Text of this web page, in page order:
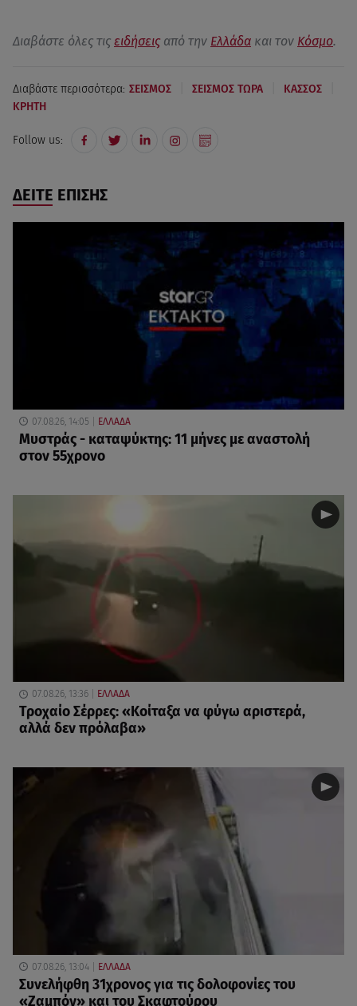
Διαβάστε όλες τις ειδήσεις από την Ελλάδα και τον Κόσμο.
Διαβάστε περισσότερα: ΣΕΙΣΜΟΣ ΣΕΙΣΜΟΣ ΤΩΡΑ ΚΑΣΣΟΣ
ΚΡΗΤΗ
Follow us:
ΔΕΙΤΕ ΕΠΙΣΗΣ
07.08.26, 14:05 ΕΛΛΑΔΑ
Μυστράς - καταψύκτης: 11 μήνες με αναστολή
στον 55χρονο
07.08.26, 13:36 ΕΛΛΑΔΑ
Τροχαίο Σέρρες: «Κοίταξα να φύγω αριστερά,
αλλά δεν πρόλαβα»
07.08.26, 13:04 ΕΛΛΑΔΑ
Συνελήφθη 31χρονος για τις δολοφονίες του
«Ζαμπόν» και του Σκαφτούρου